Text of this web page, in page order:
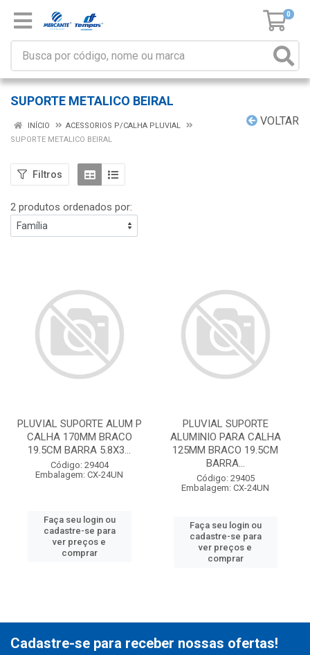
0
SUPORTE METALICO BEIRAL
VOLTAR
INÍCIO
ACESSORIOS P/CALHA PLUVIAL
SUPORTE METALICO BEIRAL
Filtros
2 produtos ordenados por:
PLUVIAL SUPORTE ALUM P
CALHA 170MM BRACO
19.5CM BARRA 5.8X3...
Código: 29404
Embalagem: CX-24UN
Faça seu login ou
cadastre-se para
ver preços e
comprar
PLUVIAL SUPORTE
ALUMINIO PARA CALHA
125MM BRACO 19.5CM
BARRA...
Código: 29405
Embalagem: CX-24UN
Faça seu login ou
cadastre-se para
ver preços e
comprar
Cadastre-se para receber nossas ofertas!